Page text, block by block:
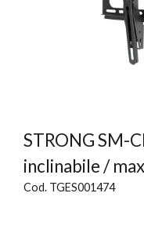
STRONG SM-
inclinabile /
Cod. TGES001474